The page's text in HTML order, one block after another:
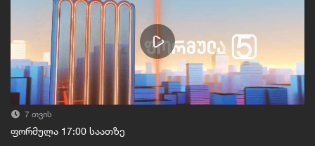
7 თვის
ფორმულა 17:00 საათზე